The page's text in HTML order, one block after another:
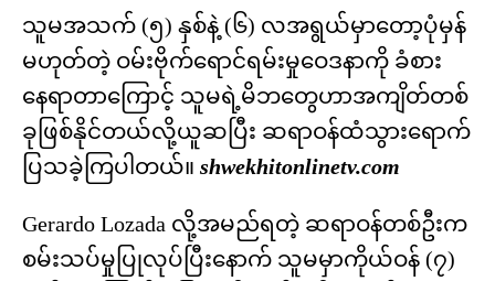
သူမအသက် (၅) နှစ်နဲ့ (၆) လအရွယ်မှာတော့ပုံမှန်
မဟုတ်တဲ့ ဝမ်းဗိုက်ရောင်ရမ်းမှုဝေဒနာကို ခံစား
နေရာတာကြောင့် သူမရဲ့မိဘတွေဟာအကျိတ်တစ်
ခုဖြစ်နိုင်တယ်လို့ယူဆပြီး ဆရာဝန်ထံသွားရောက်
ပြသခဲ့ကြပါတယ်။ shwekhitonlinetv.com
Gerardo Lozada လို့အမည်ရတဲ့ ဆရာဝန်တစ်ဦးက
စမ်းသပ်မှုပြုလုပ်ပြီးနောက် သူမမှာကိုယ်ဝန် (၇)